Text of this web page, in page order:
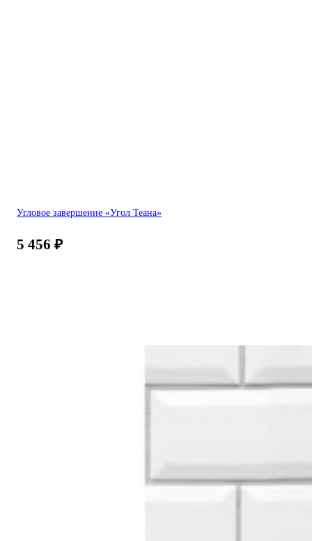
Угловое завершение «Угол Теана»
5 456 ₽